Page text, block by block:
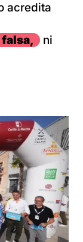
acredita
ni